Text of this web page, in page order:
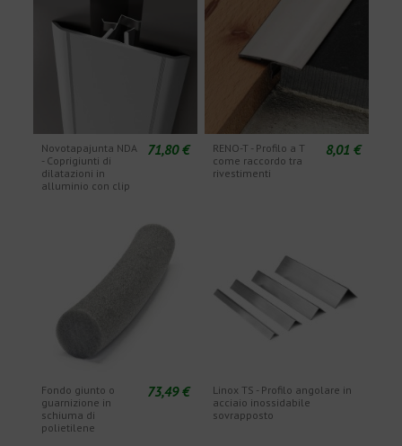
Novotapajunta NDA
- Coprigiunti di
dilatazioni in
alluminio con clip
71,80 €
RENO-T - Profilo a T
come raccordo tra
rivestimenti
8,01 €
Fondo giunto o
guarnizione in
schiuma di
polietilene
73,49 €
Linox TS - Profilo angolare in
acciaio inossidabile
sovrapposto